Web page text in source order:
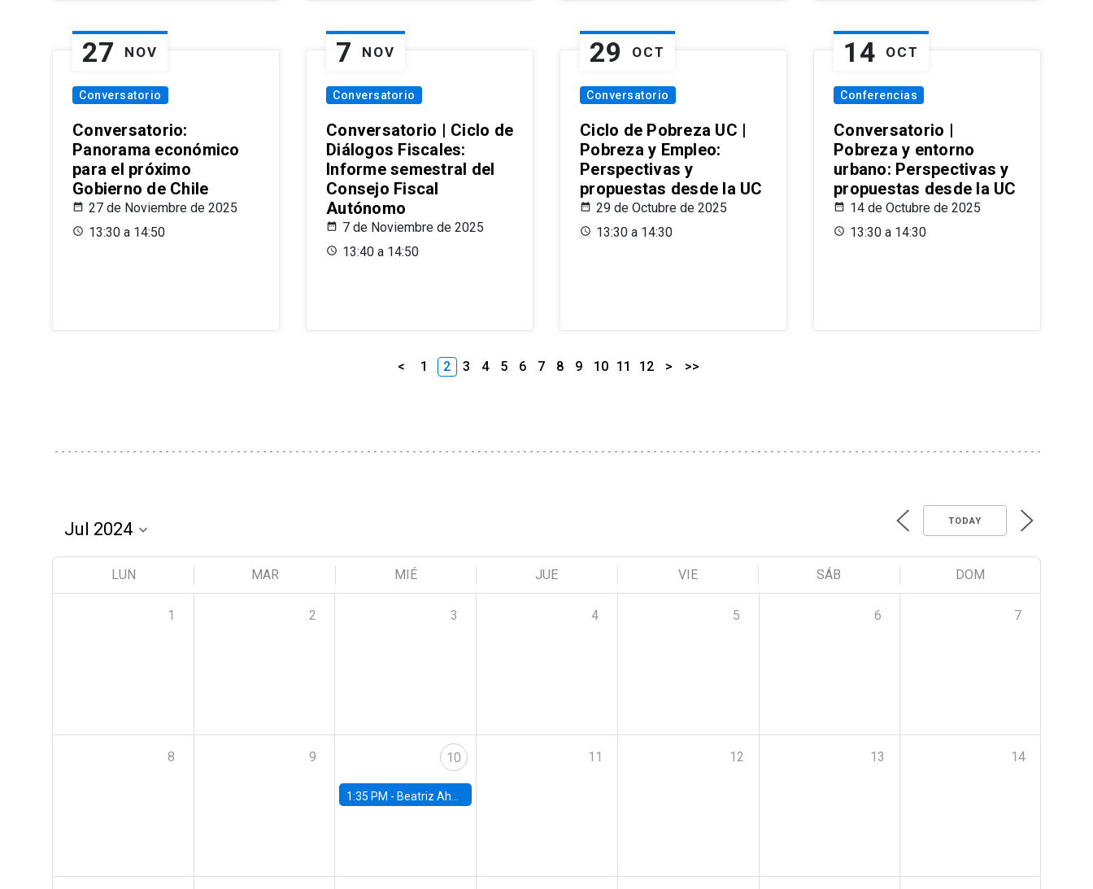
27 NOV
Conversatorio
Conversatorio:
Panorama económico
para el próximo
Gobierno de Chile
27 de Noviembre de 2025
13:30 a 14:50
7 NOV
Conversatorio
Conversatorio | Ciclo de
Diálogos Fiscales:
Informe semestral del
Consejo Fiscal
Autónomo
7 de Noviembre de 2025
13:40 a 14:50
29 OCT
Conversatorio
Ciclo de Pobreza UC |
Pobreza y Empleo:
Perspectivas y
propuestas desde la UC
29 de Octubre de 2025
13:30 a 14:30
14 OCT
Conferencias
Conversatorio |
Pobreza y entorno
urbano: Perspectivas y
propuestas desde la UC
14 de Octubre de 2025
13:30 a 14:30
< 1 2 3 4 5 6 7 8 9 10 11 12 > >>
TODAY
LUN MAR MIÉ JUE VIE SÁB DOM
1 2 3 4 5 6 7
8 9 10
1:35 PM - Beatriz Ahumada, PhD candidate, Universidad de Pittsburgh
11 12 13 14